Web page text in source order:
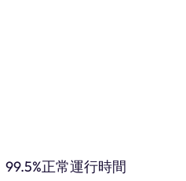
99.5%正常運行時間